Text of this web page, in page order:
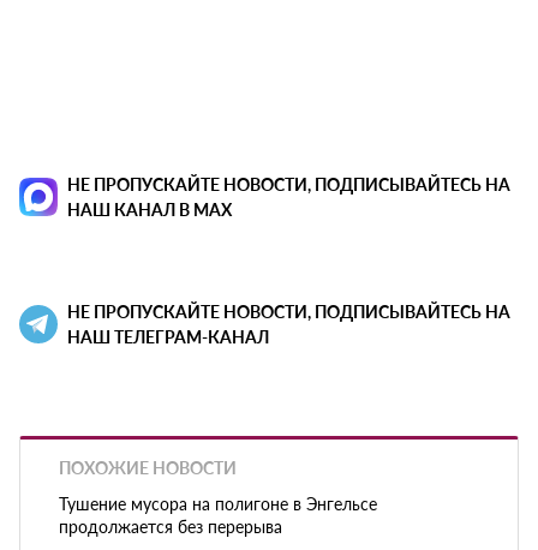
НЕ ПРОПУСКАЙТЕ НОВОСТИ, ПОДПИСЫВАЙТЕСЬ НА
НАШ КАНАЛ В MAX
НЕ ПРОПУСКАЙТЕ НОВОСТИ, ПОДПИСЫВАЙТЕСЬ НА
НАШ ТЕЛЕГРАМ-КАНАЛ
ПОХОЖИЕ НОВОСТИ
Тушение мусора на полигоне в Энгельсе
продолжается без перерыва